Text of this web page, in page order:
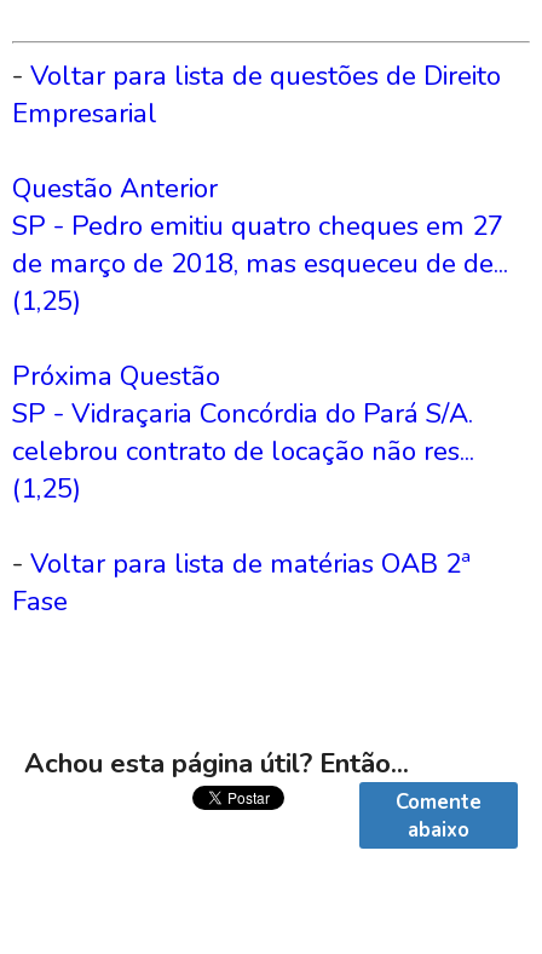
- Voltar para lista de questões de Direito
Empresarial
Questão Anterior
SP - Pedro emitiu quatro cheques em 27
de março de 2018, mas esqueceu de de...
(1,25)
Próxima Questão
SP - Vidraçaria Concórdia do Pará S/A.
celebrou contrato de locação não res...
(1,25)
- Voltar para lista de matérias OAB 2ª
Fase
Achou esta página útil? Então...
Comente
abaixo